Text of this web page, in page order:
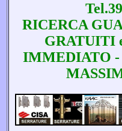
RICERCA
GRATUITI
IMMEDIATO